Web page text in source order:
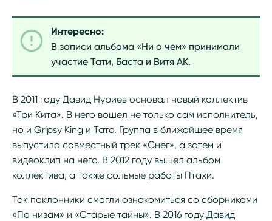
Интересно:
В записи альбома «Ни о чем» принимали
участие Тати, Баста и Витя АК.
В 2011 году Давид Нуриев основал новый коллектив
«Три Кита». В него вошел не только сам исполнитель,
но и Gripsy King и Тато. Группа в ближайшее время
выпустила совместный трек «Снег», а затем и
видеоклип на него. В 2012 году вышел альбом
коллектива, а также сольные работы Птахи.
Так поклонники смогли ознакомиться со сборниками
«По низам» и «Старые тайны». В 2016 году Давид